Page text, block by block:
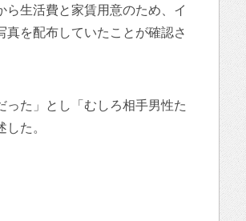
生活費と家賃用意のため、イ
を配布していたことが確認さ
た」とし「むしろ相手男性た
た。